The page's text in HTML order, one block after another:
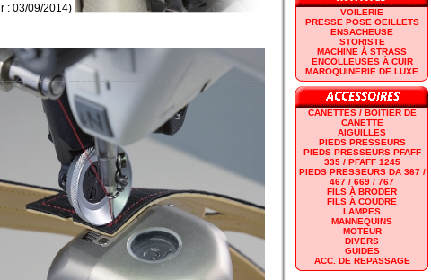
: 03/09/2014)
VOILERIE
PRESSE POSE OEILLETS
ENSACHEUSE
STORISTE
MACHINE À STRASS
ENCOLLEUSES À CUIR
MAROQUINERIE DE LUXE
CANETTES / BOITIER DE
CANETTE
AIGUILLES
PIEDS PRESSEURS
PIEDS PRESSEURS PFAFF
335 / PFAFF 1245
PIEDS PRESSEURS DA 367 /
467 / 669 / 767
FILS À BRODER
FILS À COUDRE
LAMPES
MANNEQUINS
MOTEUR
DIVERS
GUIDES
ACC. DE REPASSAGE